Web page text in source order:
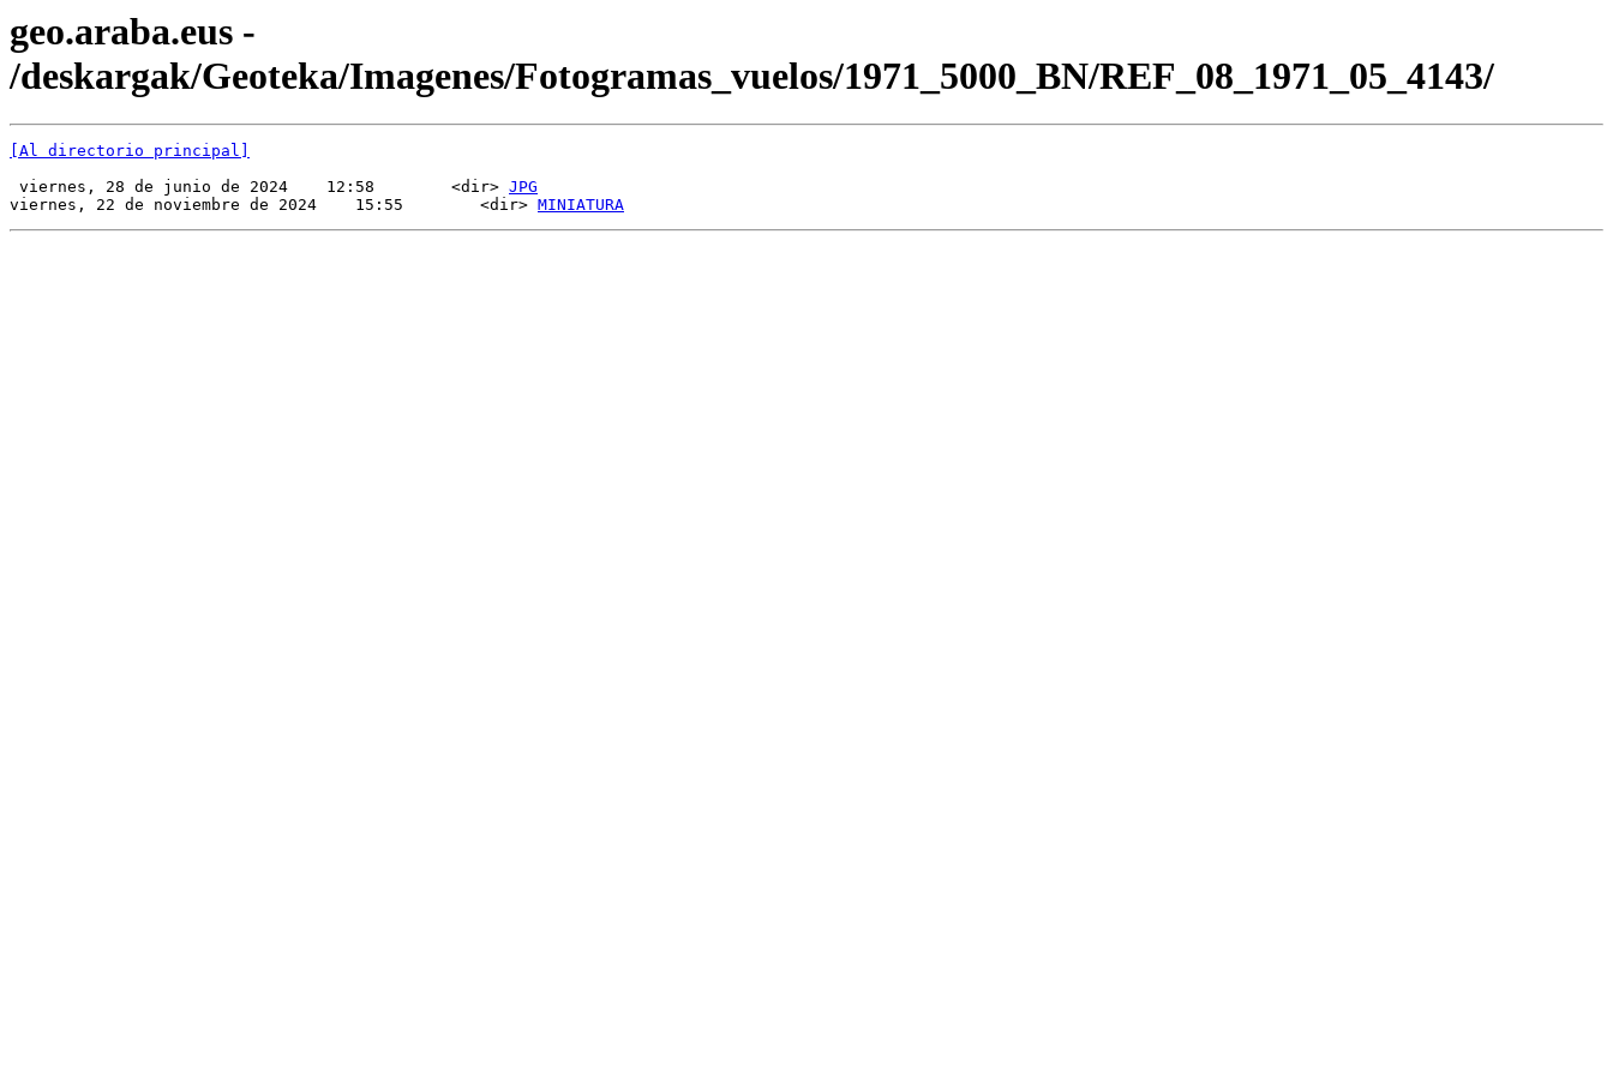
geo.araba.eus -
/deskargak/Geoteka/Imagenes/Fotogramas_vuelos/1971_5000_BN/REF_08_1971_05_4143/
[Al directorio principal]
viernes, 28 de junio de 2024    12:58        <dir> JPG
viernes, 22 de noviembre de 2024    15:55        <dir> MINIATURA